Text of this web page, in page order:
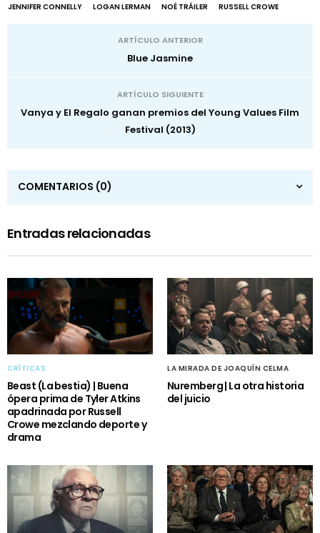
JENNIFER CONNELLY
LOGAN LERMAN NOÉ TRÁILER RUSSELL CROWE
ARTÍCULO ANTERIOR
Blue Jasmine
ARTÍCULO SIGUIENTE
Vanya y El Regalo ganan premios del Young Values Film
Festival (2013)
COMENTARIOS (0)
Entradas relacionadas
CRÍTICAS
Beast (La bestia) | Buena
ópera prima de Tyler Atkins
apadrinada por Russell
Crowe mezclando deporte y
drama
LA MIRADA DE JOAQUÍN CELMA
Nuremberg | La otra historia
del juicio